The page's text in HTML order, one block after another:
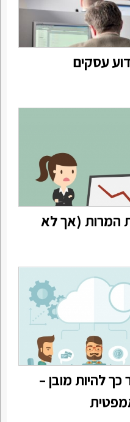
עסקים
המרות (אך לא
להיות מובן –